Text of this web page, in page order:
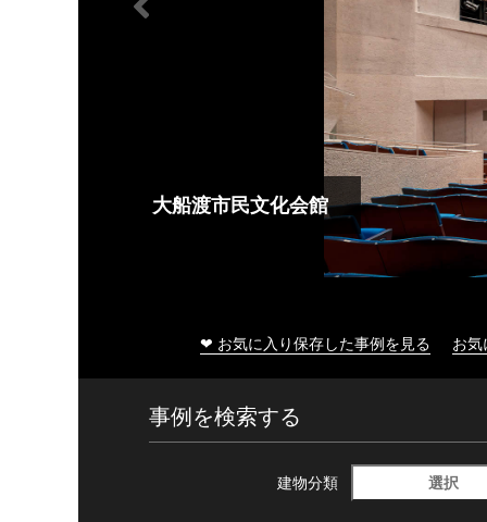
大船渡市民文化会館
❤ お気に入り保存した事例を見る お
事例を検索する
建物分類 選択